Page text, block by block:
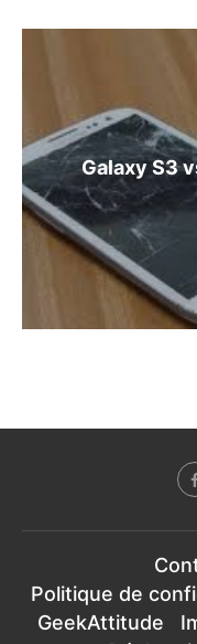
Galaxy S3
Politique de
GeekAttitude